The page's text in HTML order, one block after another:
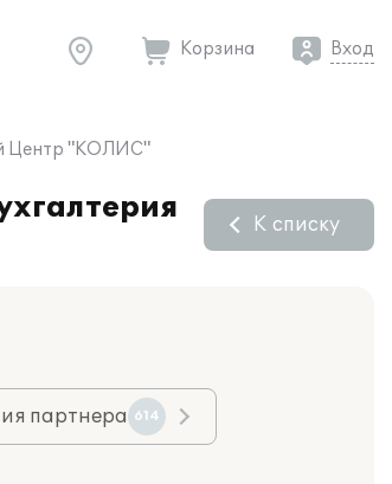
Корзина Вход
Центр "КОЛИС"
К списку
партнера 614